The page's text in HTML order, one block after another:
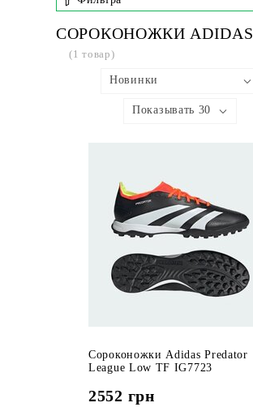
СОРОКОНОЖКИ ADIDAS
(1 товар)
Новинки
Показывать 30
Сороконожки Adidas Predator
League Low TF IG7723
2552 грн